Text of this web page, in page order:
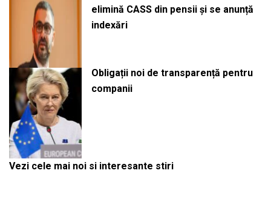
elimină CASS din pensii și se anunță
indexări
Obligații noi de transparență pentru
companii
Vezi cele mai noi si interesante stiri